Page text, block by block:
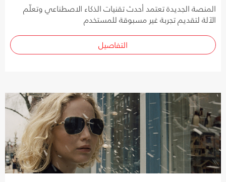
المنصة الجديدة تعتمد أحدث تقنيات الذكاء الاصطناعي وتعلّم
الآلة لتقديم تجربة غير مسبوقة للمستخدم
التفاصيل